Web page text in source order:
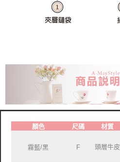
顏色 尺碼 材質
霧藍/黑 F 頭層牛皮